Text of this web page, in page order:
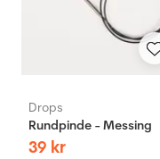
Drops
Rundpinde - Messing
39 kr